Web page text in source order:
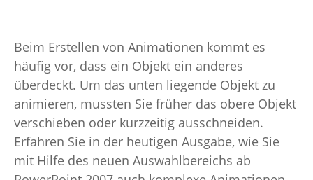
Beim Erstellen von Animationen kommt es
häufig vor, dass ein Objekt ein anderes
überdeckt. Um das unten liegende Objekt zu
animieren, mussten Sie früher das obere Objekt
verschieben oder kurzzeitig ausschneiden.
Erfahren Sie in der heutigen Ausgabe, wie Sie
mit Hilfe des neuen Auswahlbereichs ab